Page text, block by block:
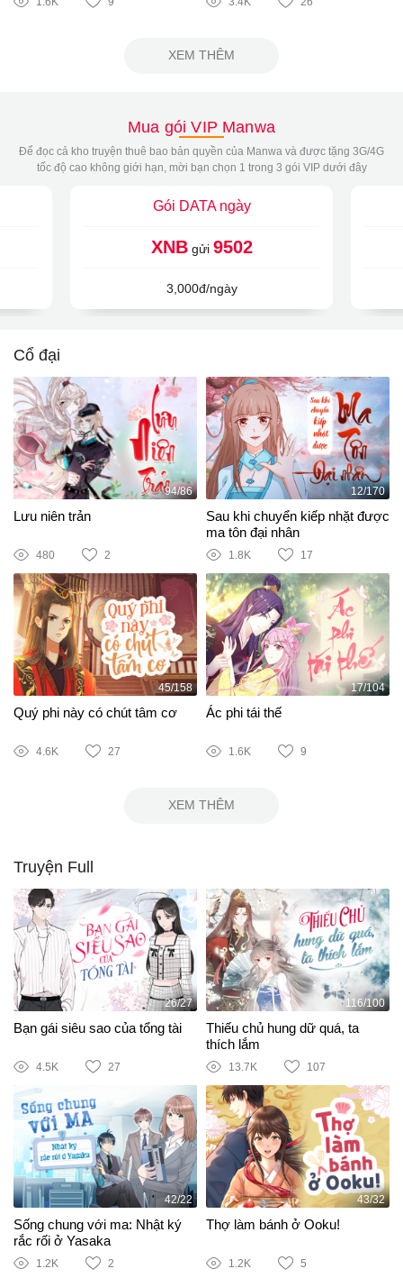
XEM THÊM
Mua gói VIP Manwa
Để đọc cả kho truyện thuê bao bản quyền của Manwa và được tặng 3G/4G
tốc độ cao không giới hạn, mời bạn chọn 1 trong 3 gói VIP dưới đây
Gói DATA ngày
XNBgửi 9502
3,000đ/ngày
Cổ đại
94/86
Lưu niên trản
480 2
12/170
Sau khi chuyển kiếp nhặt được
ma tôn đại nhân
1.8K 17
45/158
Quý phi này có chút tâm cơ
4.6K 27
17/104
Ác phi tái thế
1.6K 9
XEM THÊM
Truyện Full
26/27
Bạn gái siêu sao của tổng tài
4.5K 27
116/100
Thiếu chủ hung dữ quá, ta
thích lắm
13.7K 107
42/22
Sống chung với ma: Nhật ký
rắc rối ở Yasaka
1.2K 2
43/32
Thợ làm bánh ở Ooku!
1.2K 5